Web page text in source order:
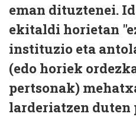
eman dituztenei.
ekitaldi horietan
instituzio eta
(edo horiek
pertsonak)
larderiatzen duten